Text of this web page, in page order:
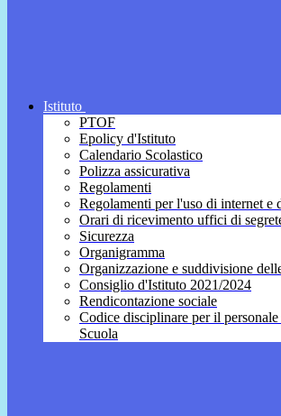
Istituto
PTOF
Epolicy d'Istituto
Calendario Scolastico
Polizza assicurativa
Regolamenti
Regolamenti per l'uso di internet e
Orari di ricevimento uffici di
Sicurezza
Organigramma
Organizzazione e suddivisione
Consiglio d'Istituto 2021/2024
Rendicontazione sociale
Codice disciplinare per il
Scuola